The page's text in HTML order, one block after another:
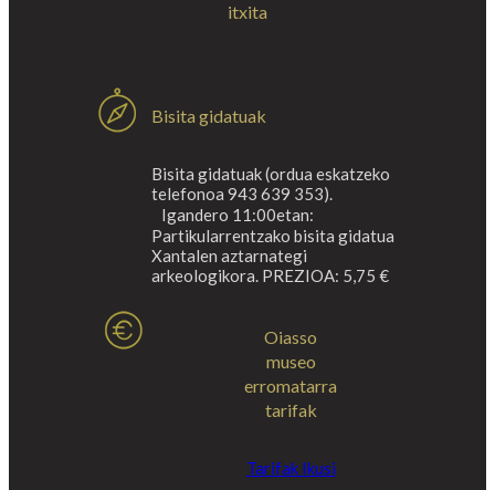
itxita
Bisita gidatuak
Bisita gidatuak (ordua eskatzeko
telefonoa 943 639 353).
Igandero 11:00etan:
Partikularrentzako bisita gidatua
Xantalen aztarnategi
arkeologikora. PREZIOA: 5,75 €
Oiasso
museo
erromatarra
tarifak
Tarifak Ikusi